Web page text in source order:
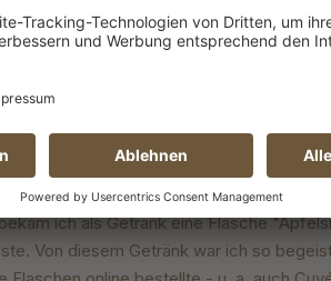
Freude
probiert. Es schmeckt anders,
Zeug
ich als Getränk eine Flasche
Von diesem Getränk war ich so